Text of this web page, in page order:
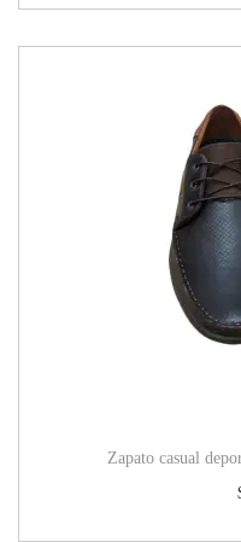
Zapato casual